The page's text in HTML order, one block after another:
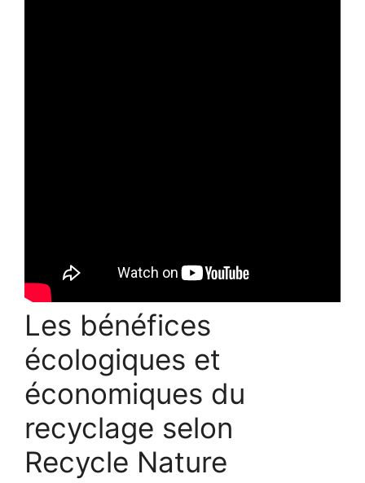
Les bénéfices
écologiques et
économiques du
recyclage selon
Recycle Nature